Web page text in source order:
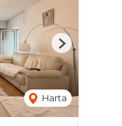
Harta
Next